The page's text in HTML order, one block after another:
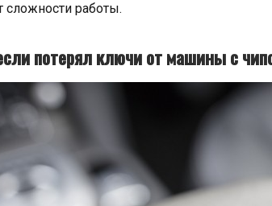
сложности работы.
потерял ключи от машины с